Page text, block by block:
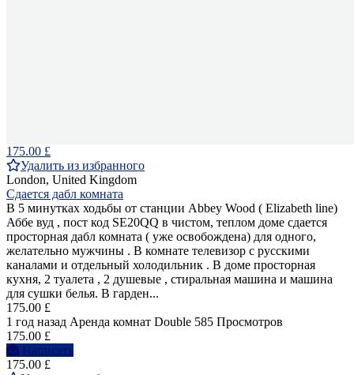
175.00 £
Удалить из избранного
London, United Kingdom
Сдается дабл комната
В 5 минутках ходьбы от станции Abbey Wood ( Elizabeth line)
Аббе вуд , пост код SE20QQ в чистом, теплом доме сдается
просторная дабл комната ( уже освобождена) для одного,
желательно мужчины . В комнате телевизор с русскими
каналами и отдельный холодильник . В доме просторная
кухня, 2 туалета , 2 душевые , стиральная машина и машина
для сушки белья. В гарден...
175.00 £
1 год назад Аренда комнат Double 585 Просмотров
175.00 £
Написать
175.00 £